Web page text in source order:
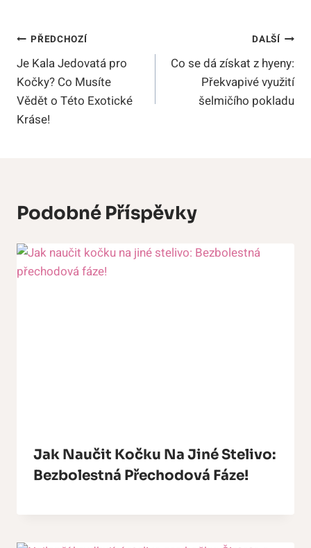
Navigace
Pro
Příspěvek
PŘEDCHOZÍ
Je Kala Jedovatá pro
Kočky? Co Musíte
Vědět o Této Exotické
Kráse!
DALŠÍ
Co se dá získat z hyeny:
Překvapivé využití
šelmičího pokladu
Podobné Příspěvky
Jak Naučit Kočku Na Jiné Stelivo:
Bezbolestná Přechodová Fáze!